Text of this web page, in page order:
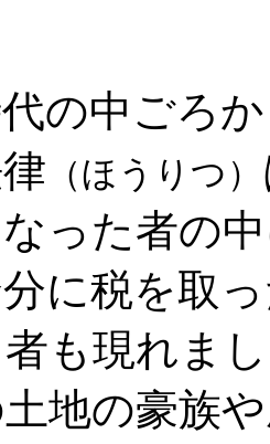
の中ごろ
（ほうりつ）
った者の
に税を取
者も現れま
地の豪族